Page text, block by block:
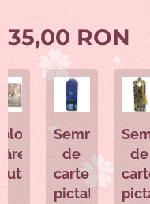
35,00 RON
Semn
de
carte
pictate
Semn
de
carte
pictate